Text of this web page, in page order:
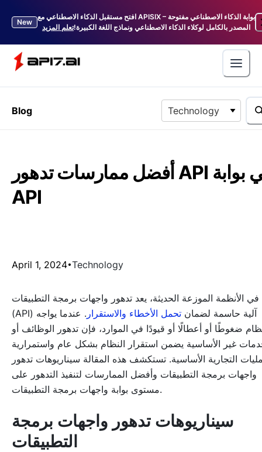
New
افتح مستقبل الذكاء الاصطناعي مع APISIX – بوابة الذكاء الاصطناعي مفتوحة
المصدر بالكامل لوكلاء الذكاء الاصطناعي ونماذج اللغة الكبيرة!تعلم المزيد
Blog Technology
أفضل ممارسات تدهور API في بوابة
API
April 1, 2024 Technology
في الأنظمة الموزعة الحديثة، يعد تدهور واجهات برمجة التطبيقات
(API) آلية حاسمة لضمان تحمل الأخطاء والاستقرار . عندما يواجه
ضغوطًا أو أعطالًا أو قيودًا في الموارد، فإن تدهور الوظائف أو
غير الأساسية يضمن استقرار النظام بشكل عام واستمرارية
التجارية الأساسية. تستكشف هذه المقالة سيناريوهات تدهور
واجهات برمجة التطبيقات وأفضل الممارسات لتنفيذ التدهور على
مستوى بوابة واجهات برمجة التطبيقات.
سيناريوهات تدهور واجهات برمجة
التطبيقات